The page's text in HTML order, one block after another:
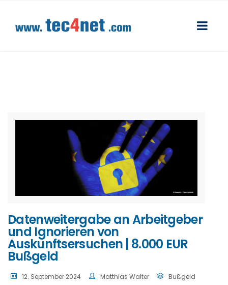
Datenweitergabe an Arbeitgeber
und Ignorieren von
Auskunftsersuchen | 8.000 EUR
Bußgeld
12. September 2024 Matthias Walter Bußgeld